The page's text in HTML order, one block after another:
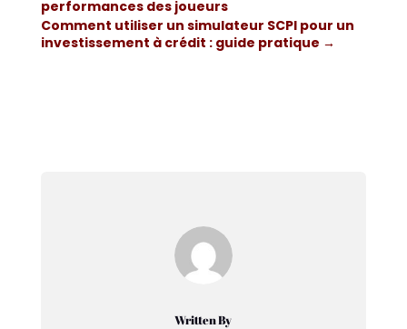
performances des joueurs
Comment utiliser un simulateur SCPI pour un
investissement à crédit : guide pratique →
Written By